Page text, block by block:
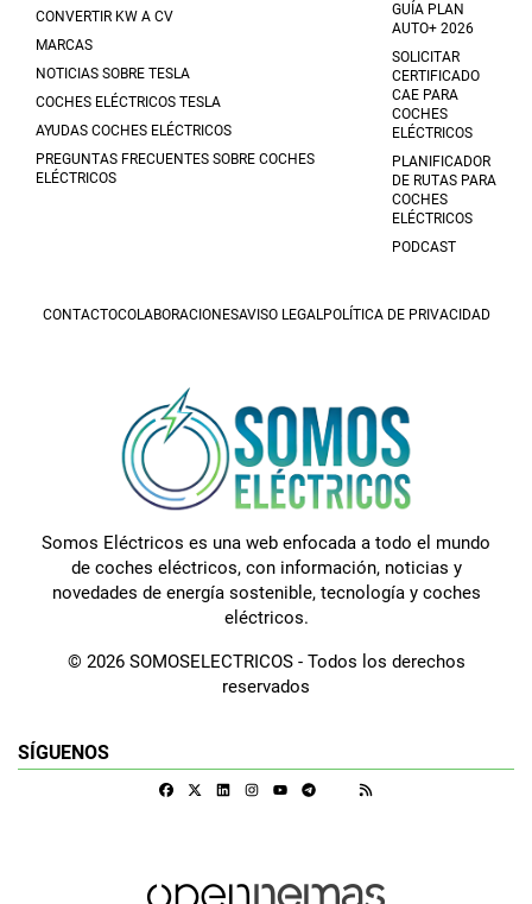
CONVERTIR KW A CV
MARCAS
NOTICIAS SOBRE TESLA
COCHES ELÉCTRICOS TESLA
AYUDAS COCHES ELÉCTRICOS
PREGUNTAS FRECUENTES SOBRE COCHES
ELÉCTRICOS
GUÍA PLAN
AUTO+ 2026
SOLICITAR
CERTIFICADO
CAE PARA
COCHES
ELÉCTRICOS
PLANIFICADOR
DE RUTAS PARA
COCHES
ELÉCTRICOS
PODCAST
CONTACTOCOLABORACIONESAVISO LEGALPOLÍTICA DE PRIVACIDAD
Somos Eléctricos es una web enfocada a todo el mundo
de coches eléctricos, con información, noticias y
novedades de energía sostenible, tecnología y coches
eléctricos.
© 2026 SOMOSELECTRICOS - Todos los derechos
reservados
SÍGUENOS
FacebookLinkedinInstagramTelegram
Google Discover